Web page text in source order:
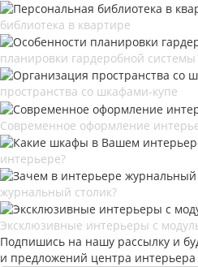
библиотека в квартире
планировки гардеробной системы
пространства со шкафами-купе
Современное оформление
интерьере?
журнальный столик?
Эксклюзивные интерьеры с
Подпишись на нашу рассылку и
и предложений центра интерьера